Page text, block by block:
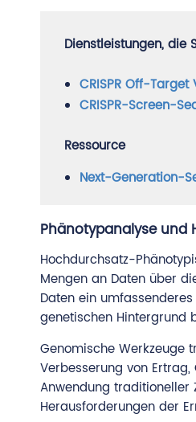
Dienstleistungen, die
CRISPR Off-
CRISPR-Screen-
Ressource
Next-Generation-
Phänotypanalyse und
Hochdurchsatz-
Mengen an Daten über
Daten ein
genetischen Hintergrund
Genomische Werkzeuge
Verbesserung von
Anwendung traditioneller
Herausforderungen der